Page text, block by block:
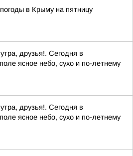
в Крыму на пятницу
друзья!. Сегодня в
ясное небо, сухо и по-летнему
друзья!. Сегодня в
ясное небо, сухо и по-летнему